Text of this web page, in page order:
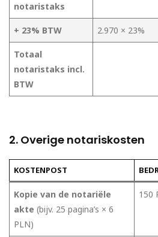
notaristaks
+ 23% BTW 2.970 × 23%
Totaal
notaristaks incl.
BTW
2. Overige notariskosten
KOSTENPOST
Kopie van de notariële
akte (bijv. 25 pagina’s × 6
PLN)
150